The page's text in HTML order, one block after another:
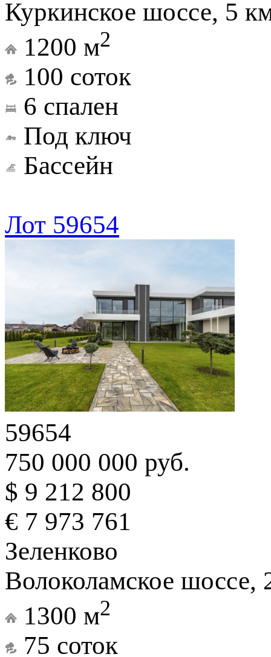
Куркинское шоссе, 5
1200 м2
100 соток
6 спален
Под ключ
Бассейн
Лот 59654
59654
750 000 000 руб.
$ 9 212 800
€ 7 973 761
Зеленково
Волоколамское шоссе,
1300 м2
75 соток